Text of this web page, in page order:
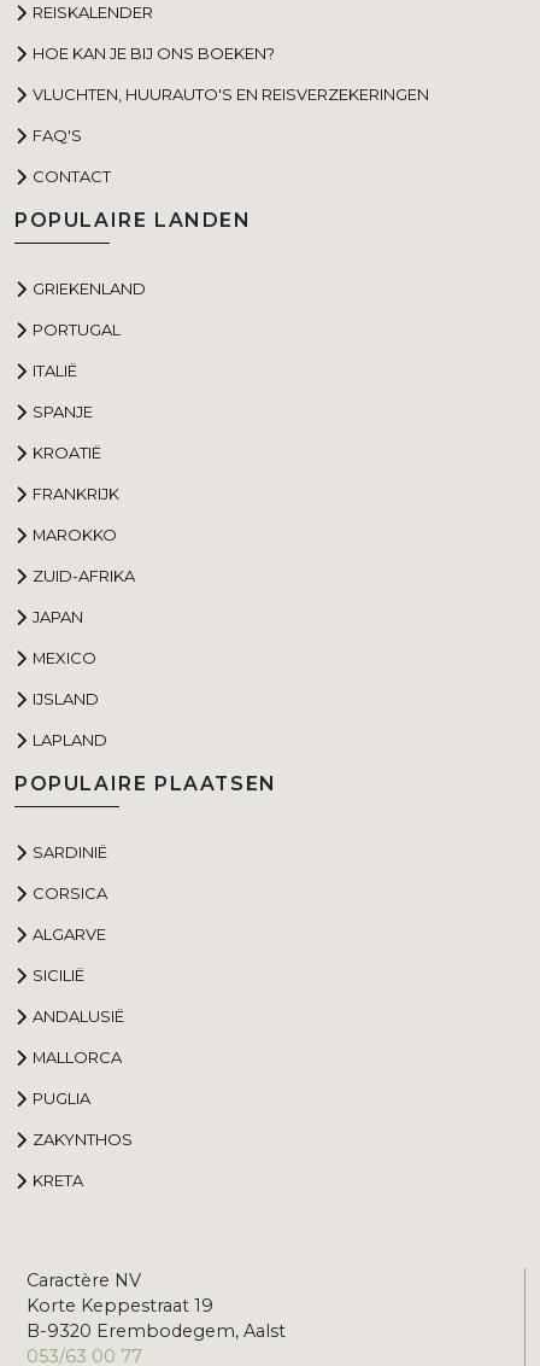
REISKALENDER
HOE KAN JE BIJ ONS BOEKEN?
VLUCHTEN, HUURAUTO'S EN REISVERZEKERINGEN
FAQ'S
CONTACT
POPULAIRE LANDEN
GRIEKENLAND
PORTUGAL
ITALIË
SPANJE
KROATIË
FRANKRIJK
MAROKKO
ZUID-AFRIKA
JAPAN
MEXICO
IJSLAND
LAPLAND
POPULAIRE PLAATSEN
SARDINIË
CORSICA
ALGARVE
SICILIË
ANDALUSIË
MALLORCA
PUGLIA
ZAKYNTHOS
KRETA
Caractère NV
Korte Keppestraat 19
B-9320 Erembodegem, Aalst
053/63 00 77